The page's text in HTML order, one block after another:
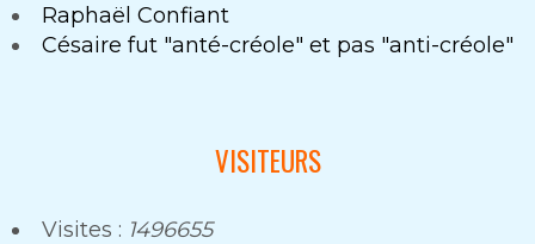
Raphaël Confiant
Césaire fut "anté-créole" et pas "anti-créole"
VISITEURS
Visites : 1496655